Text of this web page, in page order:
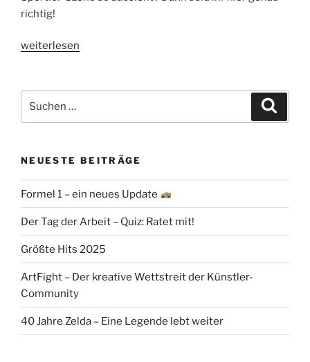
richtig!
„Interview
E-
Sports
weiterlesen
nach:
NEUESTE BEITRÄGE
Formel 1 – ein neues Update
Der Tag der Arbeit – Quiz: Ratet mit!
Größte Hits 2025
ArtFight – Der kreative Wettstreit der Künstler-
Community
40 Jahre Zelda – Eine Legende lebt weiter